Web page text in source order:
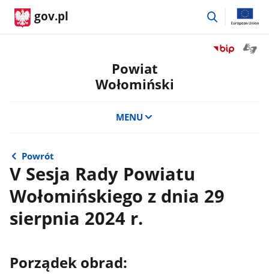
gov.pl
przejdź
Przejdź
Powiat
Wołomiński
MENU
Powrót
V Sesja Rady Powiatu
Wołomińskiego z dnia 29
sierpnia 2024 r.
Porządek obrad: